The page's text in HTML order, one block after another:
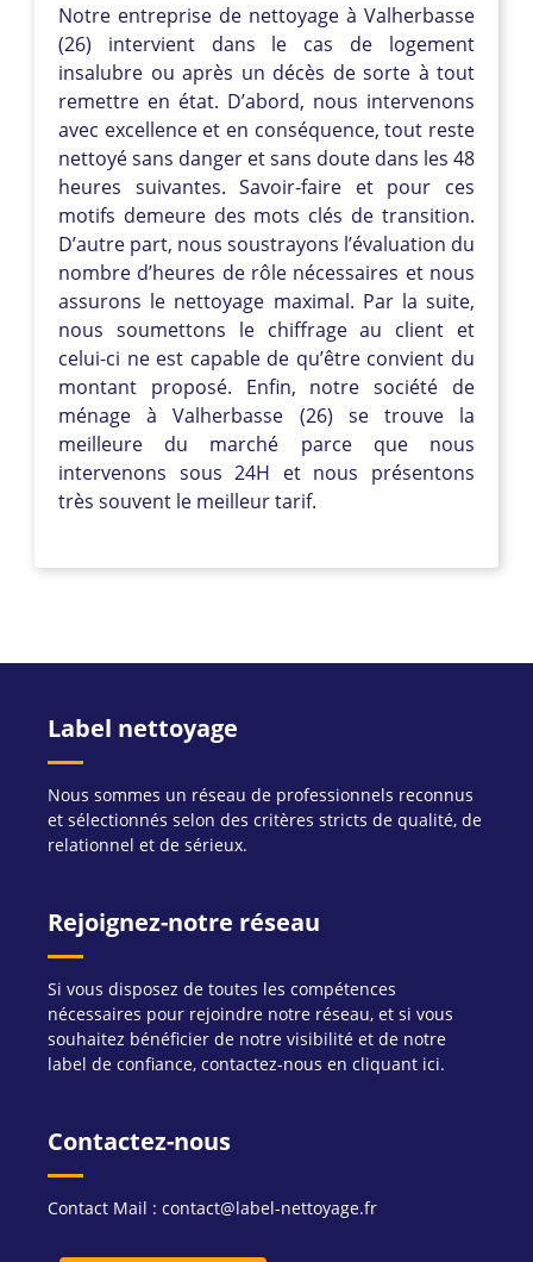
Notre entreprise de nettoyage à Valherbasse
(26) intervient dans le cas de logement
insalubre ou après un décès de sorte à tout
remettre en état. D’abord, nous intervenons
avec excellence et en conséquence, tout reste
nettoyé sans danger et sans doute dans les 48
heures suivantes. Savoir-faire et pour ces
motifs demeure des mots clés de transition.
D’autre part, nous soustrayons l’évaluation du
nombre d’heures de rôle nécessaires et nous
assurons le nettoyage maximal. Par la suite,
nous soumettons le chiffrage au client et
celui-ci ne est capable de qu’être convient du
montant proposé. Enfin, notre société de
ménage à Valherbasse (26) se trouve la
meilleure du marché parce que nous
intervenons sous 24H et nous présentons
très souvent le meilleur tarif.
Label nettoyage
Nous sommes un réseau de professionnels reconnus
et sélectionnés selon des critères stricts de qualité, de
relationnel et de sérieux.
Rejoignez-notre réseau
Si vous disposez de toutes les compétences
nécessaires pour rejoindre notre réseau, et si vous
souhaitez bénéficier de notre visibilité et de notre
label de confiance, contactez-nous en cliquant ici.
Contactez-nous
Contact Mail : contact@label-nettoyage.fr